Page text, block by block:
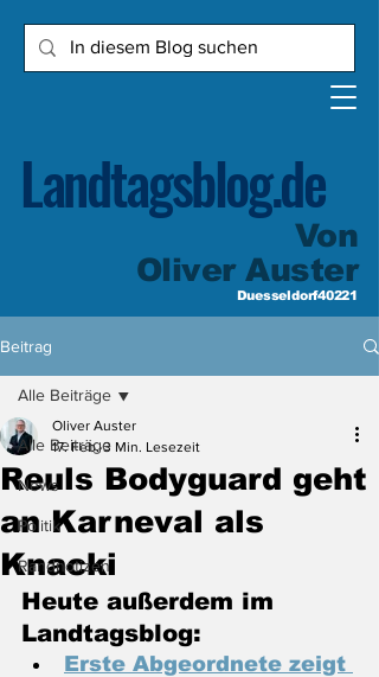
Landtagsblog.de
Von
Oliver Auster
Duesseldorf40221
Beitrag
Alle Beiträge
News
Politik
Randnotizen
Alle Beiträge
Reuls Bodyguard geht
an Karneval als
Knacki
Oliver Auster
17. Feb. 3 Min. Lesezeit
Heute außerdem im
Landtagsblog:
Erste Abgeordnete zeigt